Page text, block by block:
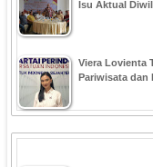
Isu Aktual
Viera Lovienta
Pariwisata dan